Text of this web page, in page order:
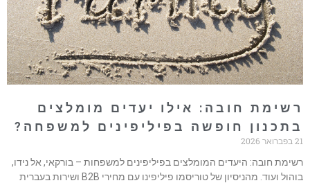
חובה: אילו יעדים מומלצים
חופשה בפיליפינים למשפחה?
חובה: היעדים המומלצים בפיליפינים למשפחות – בורקאי, אל נידו,
בוהול ועוד. מהניסיון של טוריסמו פיליפינו עם מחירי B2B ושירות בעברית